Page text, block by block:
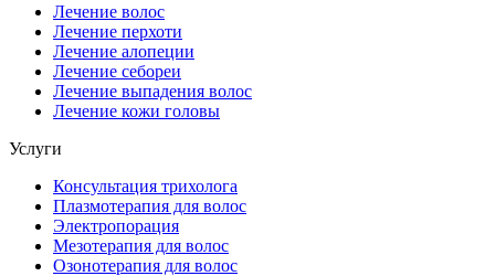
Лечение волос
Лечение перхоти
Лечение алопеции
Лечение себореи
Лечение выпадения волос
Лечение кожи головы
Услуги
Консультация трихолога
Плазмотерапия для волос
Электропорация
Мезотерапия для волос
Озонотерапия для волос